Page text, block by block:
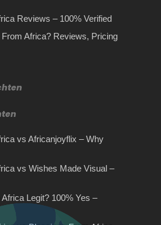
Rijles Gouda
Ben je van plan rijles
hoe je stilte
goud!
denken dat de meeste
verkoop staan omdat u
Africa vs Wish
Reviews – 100% Verified
Africa? Reviews, Pricing
vs Africanjoyflix – Why
vs Wishes Made Visual –
Legit? 100% Yes –